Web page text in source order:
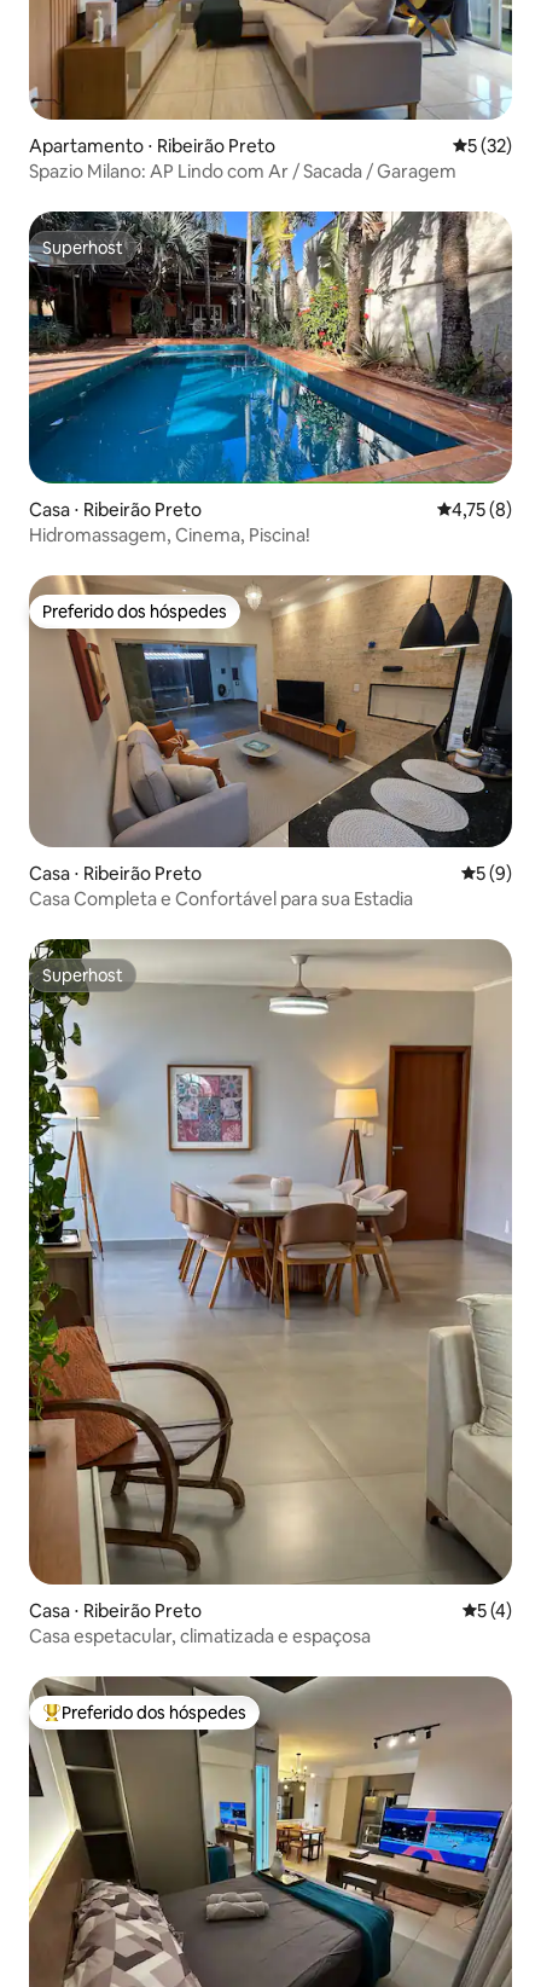
Apartamento ⋅ Ribeirão Preto 5 de uma
5 (32)
Spazio Milano: AP Lindo com Ar / Sacada / Garagem
Superhost
Superhost
Casa ⋅ Ribeirão Preto 4,75 de
4,75 (8)
Hidromassagem, Cinema, Piscina!
Preferido dos hóspedes
Preferido dos hóspedes
Casa ⋅ Ribeirão Preto 5 de
5 (9)
Casa Completa e Confortável para sua Estadia
Superhost
Superhost
Casa ⋅ Ribeirão Preto 5 de
5 (4)
Casa espetacular, climatizada e espaçosa
Entre os melhores preferidos dos hóspedes
Preferido dos hóspedes